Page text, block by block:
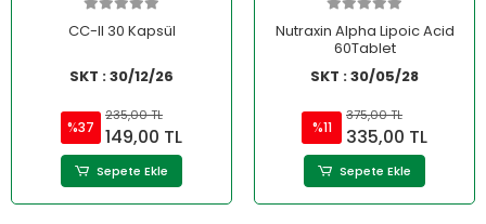
CC-II 30 Kapsül
SKT : 30/12/26
%37
235,00 TL
149,00 TL
Sepete Ekle
Nutraxin Alpha Lipoic Acid
60Tablet
SKT : 30/05/28
%11
375,00 TL
335,00 TL
Sepete Ekle